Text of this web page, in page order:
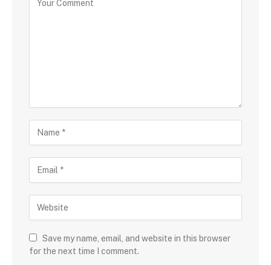
Save my name, email, and website in this browser
for the next time I comment.